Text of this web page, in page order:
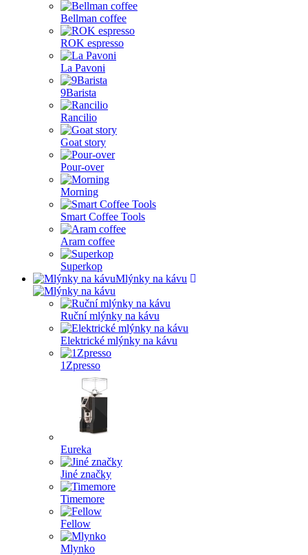
Bellman coffee
ROK espresso
La Pavoni
9Barista
Rancilio
Goat story
Pour-over
Morning
Smart Coffee Tools
Aram coffee
Superkop
Mlýnky na kávu
Ruční mlýnky na kávu
Elektrické mlýnky na kávu
1Zpresso
Eureka
Jiné značky
Timemore
Fellow
Mlynko